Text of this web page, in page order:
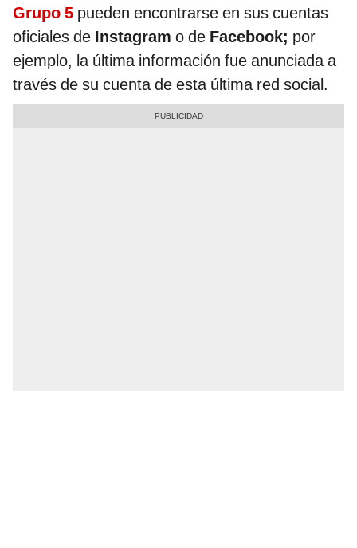
Grupo 5 pueden encontrarse en sus cuentas
oficiales de Instagram o de Facebook; por
ejemplo, la última información fue anunciada a
través de su cuenta de esta última red social.